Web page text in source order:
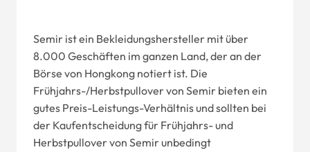
Semir ist ein Bekleidungshersteller mit über
8.000 Geschäften im ganzen Land, der an der
Börse von Hongkong notiert ist. Die
Frühjahrs-/Herbstpullover von Semir bieten ein
gutes Preis-Leistungs-Verhältnis und sollten bei
der Kaufentscheidung für Frühjahrs- und
Herbstpullover von Semir unbedingt